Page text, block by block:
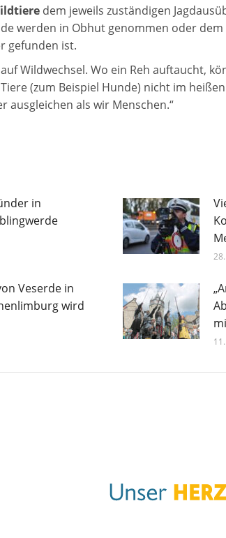
dem jeweils zuständigen
werden in Obhut genommen oder
gefunden ist.
Wildwechsel. Wo ein Reh auftaucht,
(zum Beispiel Hunde) nicht im
ausgleichen als wir Menschen.“
in
Veserde in
wird